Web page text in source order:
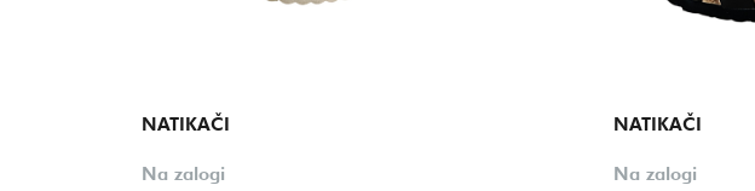
NATIKAČI
Na zalogi
NATIKAČI
Na zalogi